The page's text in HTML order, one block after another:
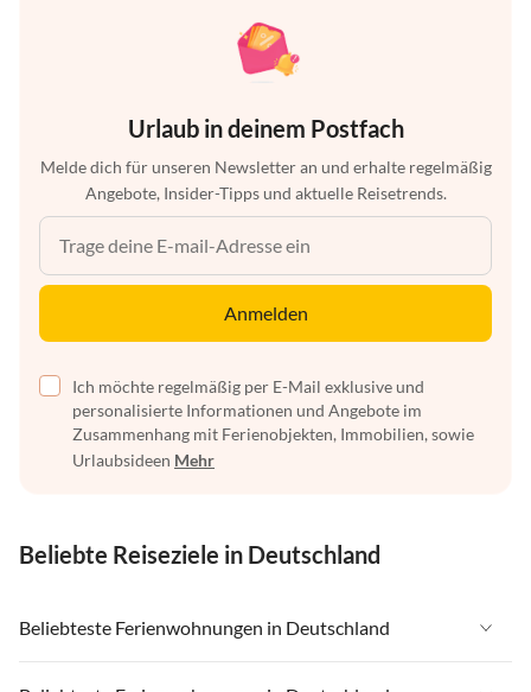
Urlaub in deinem Postfach
Melde dich für unseren Newsletter an und erhalte regelmäßig
Angebote, Insider-Tipps und aktuelle Reisetrends.
Anmelden
Ich möchte regelmäßig per E-Mail exklusive und
personalisierte Informationen und Angebote im
Zusammenhang mit Ferienobjekten, Immobilien, sowie
Urlaubsideen Mehr
Beliebte Reiseziele in Deutschland
Beliebteste Ferienwohnungen in Deutschland